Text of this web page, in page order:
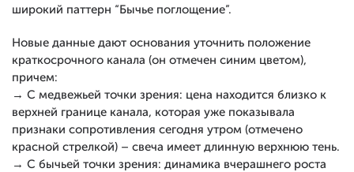
широкий паттерн “Бычье поглощение”.
Новые данные дают основания уточнить положение
краткосрочного канала (он отмечен синим цветом),
причем:
→ С медвежьей точки зрения: цена находится близко к
верхней границе канала, которая уже показывала
признаки сопротивления сегодня утром (отмечено
красной стрелкой) – свеча имеет длинную верхнюю тень.
→ С бычьей точки зрения: динамика вчерашнего роста